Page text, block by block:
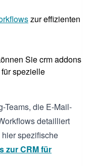
zur effizienten
Sie crm addons
spezielle
Teams, die E-Mail-
detailliert
spezifische
zur CRM für